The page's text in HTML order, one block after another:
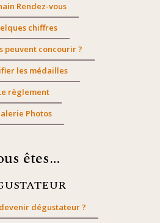
Rendez-vous
chiffres
peuvent concourir ?
les médailles
règlement
Photos
êtes…
dégustateur ?